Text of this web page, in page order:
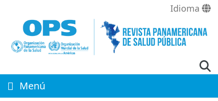
contenido
principal
Idioma
Menú